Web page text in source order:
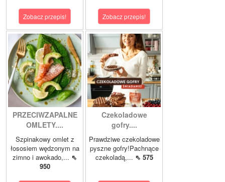
Zobacz przepis! Zobacz przepis!
PRZECIWZAPALNE
OMLETY....
Szpinakowy omlet z
łososiem wędzonym na
zimno i awokado,... ⇖
950
Czekoladowe
gofry....
Prawdziwe czekoladowe
pyszne gofry!Pachnące
czekoladą,... ⇖ 575